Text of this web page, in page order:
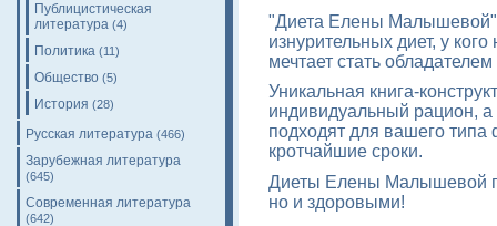
Публицистическая
литература (4)
Политика (11)
Общество (5)
История (28)
Русская литература (466)
Зарубежная литература
(645)
Современная литература
(642)
"Диета Елены Малышевой"
изнурительных диет, у
мечтает стать
Уникальная книга-
индивидуальный рацион,
подходят для вашего типа
кротчайшие сроки.
Диеты Елены Малышевой
но и здоровыми!